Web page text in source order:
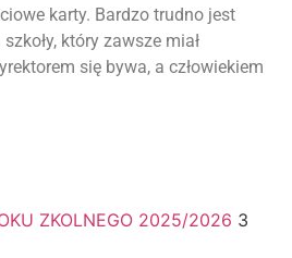
karty. Bardzo trudno jest
który zawsze miał
się bywa, a człowiekiem
ZKOLNEGO 2025/2026 3